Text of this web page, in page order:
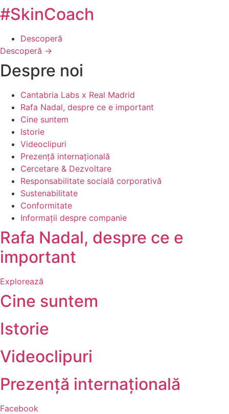
#SkinCoach
Descoperă
Descoperă →
Despre noi
Cantabria Labs x Real Madrid
Rafa Nadal, despre ce e important
Cine suntem
Istorie
Videoclipuri
Prezență internațională
Cercetare & Dezvoltare
Responsabilitate socială corporativă
Sustenabilitate
Conformitate
Informații despre companie
Rafa Nadal, despre ce e
important
Explorează
Cine suntem
Istorie
Videoclipuri
Prezență internațională
Facebook